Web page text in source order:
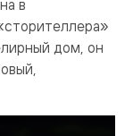
в
дом, он